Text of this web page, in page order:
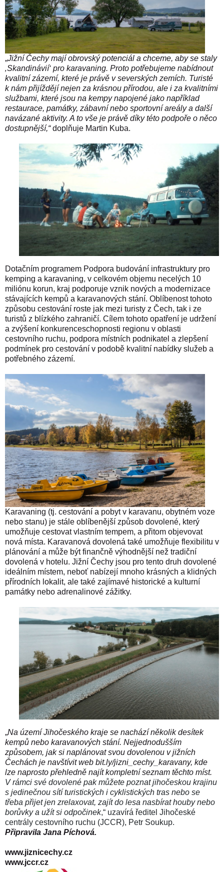
„Jižní Čechy mají obrovský potenciál a chceme, aby se staly
‚Skandinávií‘ pro karavaning. Proto potřebujeme nabídnout
kvalitní zázemí, které je právě v severských zemích. Turisté
k nám přijíždějí nejen za krásnou přírodou, ale i za kvalitními
službami, které jsou na kempy napojené jako například
restaurace, památky, zábavní nebo sportovní areály a další
navázané aktivity. A to vše je právě díky této podpoře o něco
dostupnější,“doplňuje Martin Kuba.
Dotačním programem Podpora budování infrastruktury pro
kemping a karavaning, v celkovém objemu necelých 10
miliónu korun, kraj podporuje vznik nových a modernizace
stávajících kempů a karavanových stání. Oblíbenost tohoto
způsobu cestování roste jak mezi turisty z Čech, tak i ze
turistů z blízkého zahraničí. Cílem tohoto opatření je udržení
a zvýšení konkurenceschopnosti regionu v oblasti
cestovního ruchu, podpora místních podnikatel a zlepšení
podmínek pro cestování v podobě kvalitní nabídky služeb a
potřebného zázemí.
Karavaning (tj. cestování a pobyt v karavanu, obytném voze
nebo stanu) je stále oblíbenější způsob dovolené, který
umožňuje cestovat vlastním tempem, a přitom objevovat
nová místa. Karavanová dovolená také umožňuje flexibilitu v
plánování a může být finančně výhodnější než tradiční
dovolená v hotelu. Jižní Čechy jsou pro tento druh dovolené
ideálním místem, neboť nabízejí mnoho krásných a klidných
přírodních lokalit, ale také zajímavé historické a kulturní
památky nebo adrenalinové zážitky.
„Na území Jihočeského kraje se nachází několik desítek
kempů nebo karavanových stání. Nejjednodušším
způsobem, jak si naplánovat svou dovolenou v jižních
Čechách je navštívit web bit.ly/jizni_cechy_karavany, kde
lze naprosto přehledně najít kompletní seznam těchto míst.
V rámci své dovolené pak můžete poznat jihočeskou krajinu
s jedinečnou sítí turistických i cyklistických tras nebo se
třeba přijet jen zrelaxovat, zajít do lesa nasbírat houby nebo
borůvky a užít si odpočinek,“ uzavírá ředitel Jihočeské
centrály cestovního ruchu (JCCR), Petr Soukup.
Připravila Jana Píchová.
www.jiznicechy.cz
www.jccr.cz